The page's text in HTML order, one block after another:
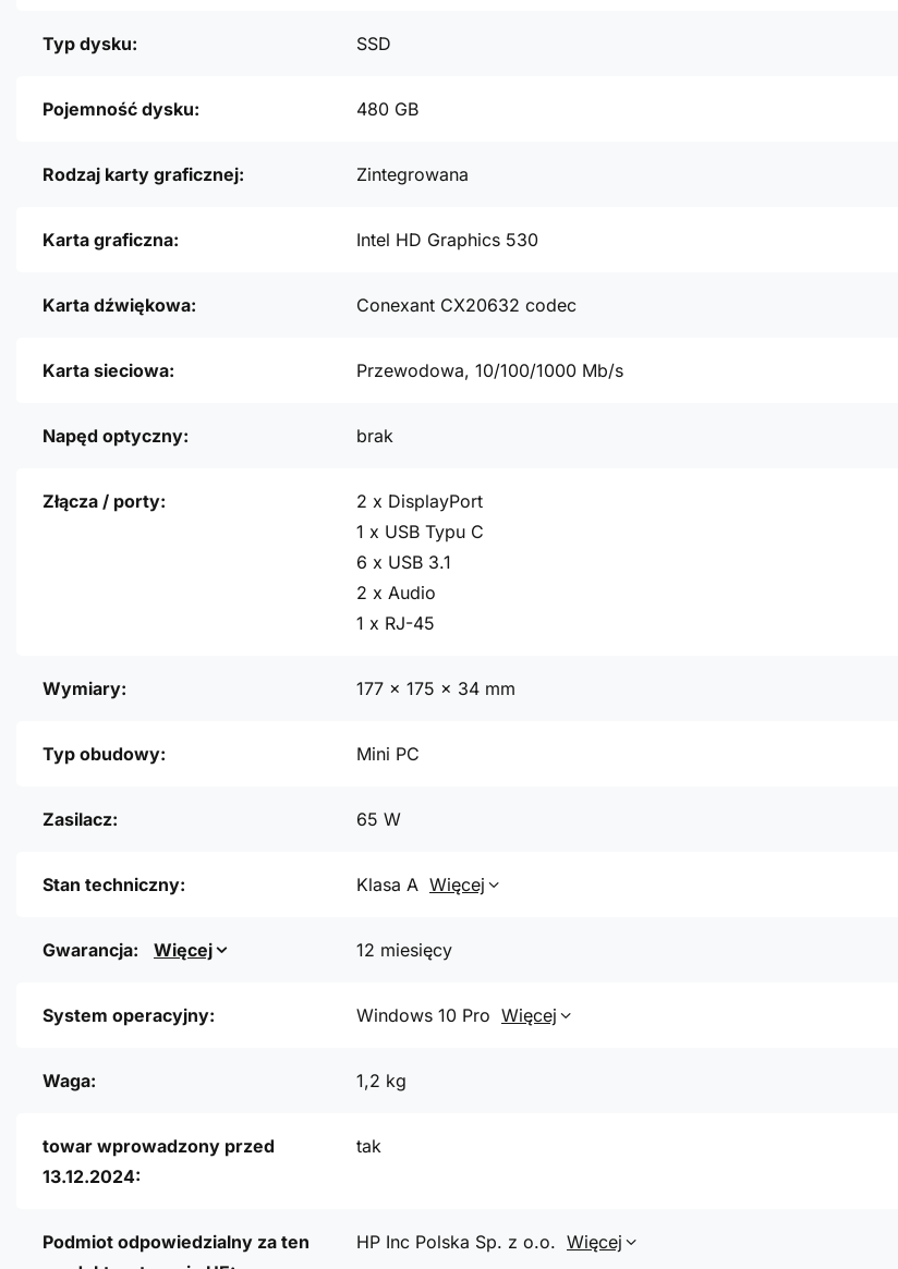
Typ dysku: SSD
Pojemność dysku: 480 GB
Rodzaj karty graficznej: Zintegrowana
Karta graficzna: Intel HD Graphics 530
Karta dźwiękowa: Conexant CX20632 codec
Karta sieciowa: Przewodowa, 10/100/1000 Mb/s
Napęd optyczny: brak
Złącza / porty:
2 x DisplayPort
1 x USB Typu C
6 x USB 3.1
2 x Audio
1 x RJ-45
Wymiary: 177 x 175 x 34 mm
Typ obudowy: Mini PC
Zasilacz: 65 W
Stan techniczny: Klasa A Więcej
Gwarancja: Więcej 12 miesięcy
System operacyjny: Windows 10 Pro Więcej
Waga: 1,2 kg
towar wprowadzony przed
13.12.2024:
tak
Podmiot odpowiedzialny za ten
HP Inc Polska Sp. z o.o. Więcej